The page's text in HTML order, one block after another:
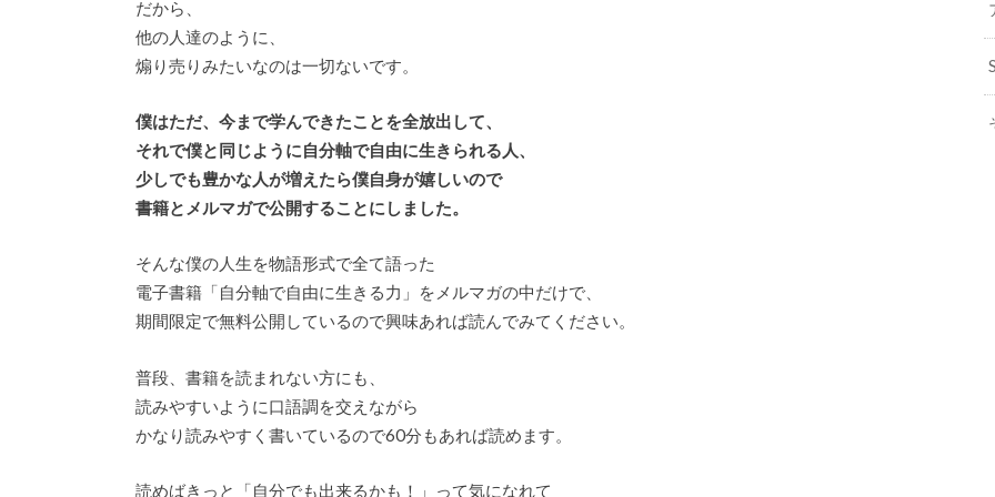
だから、
他の人達のように、
煽り売りみたいなのは一切ないです。
僕はただ、今まで学んできたことを全放出して、
それで僕と同じように自分軸で自由に生きられる人、
少しでも豊かな人が増えたら僕自身が嬉しいので
書籍とメルマガで公開することにしました。
そんな僕の人生を物語形式で全て語った
電子書籍「自分軸で自由に生きる力」をメルマガの中だけで、
期間限定で無料公開しているので興味あれば読んでみてください。
普段、書籍を読まれない方にも、
読みやすいように口語調を交えながら
かなり読みやすく書いているので60分もあれば読めます。
読めばきっと「自分でも出来るかも！」って気になれて